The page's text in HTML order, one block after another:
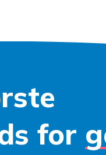
for